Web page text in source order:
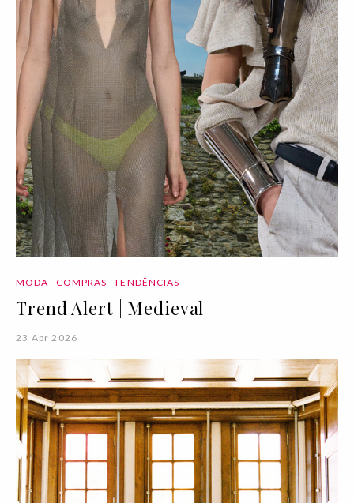
MODA COMPRAS TENDÊNCIAS
Trend Alert | Medieval
23 Apr 2026